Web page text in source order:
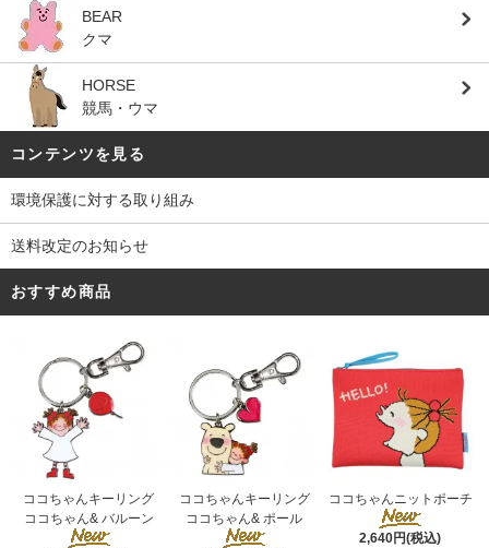
BEAR
クマ
HORSE
競馬・ウマ
コンテンツを見る
環境保護に対する取り組み
送料改定のお知らせ
おすすめ商品
ココちゃんキーリング
ココちゃん& バルーン
ココちゃんキーリング
ココちゃん& ポール
ココちゃんニットポーチ
2,640円(税込)